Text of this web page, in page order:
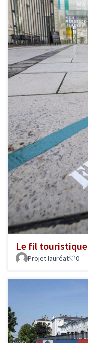
Le fil touristique
Projet lauréat 0